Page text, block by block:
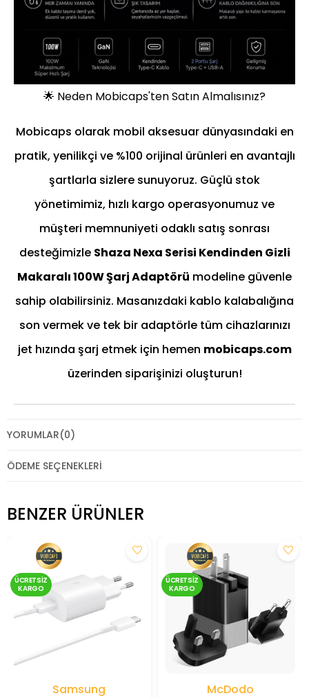
🌟 Neden Mobicaps'ten Satın Almalısınız?
Mobicaps olarak mobil aksesuar dünyasındaki en
pratik, yenilikçi ve %100 orijinal ürünleri en avantajlı
şartlarla sizlere sunuyoruz. Güçlü stok
yönetimimiz, hızlı kargo operasyonumuz ve
müşteri memnuniyeti odaklı satış sonrası
desteğimizle Shaza Nexa Serisi Kendinden Gizli
Makaralı 100W Şarj Adaptörü modeline güvenle
sahip olabilirsiniz. Masanızdaki kablo kalabalığına
son vermek ve tek bir adaptörle tüm cihazlarınızı
jet hızında şarj etmek için hemen mobicaps.com
üzerinden siparişinizi oluşturun!
YORUMLAR(0)
ÖDEME SEÇENEKLERI
BENZER ÜRÜNLER
Samsung
ÜCRETSIZ
KARGO
McDodo
ÜCRETSIZ
KARGO